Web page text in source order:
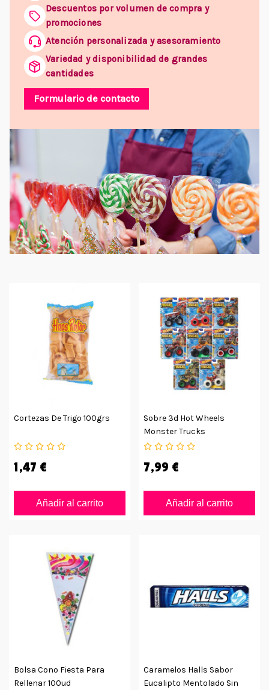
Descuentos por volumen de compra y
promociones
Atención personalizada y asesoramiento
Variedad y disponibilidad de grandes
cantidades
Formulario de contacto
Cortezas De Trigo 100grs
1,47 €
Añadir al carrito
Sobre 3d Hot Wheels
Monster Trucks
7,99 €
Añadir al carrito
Bolsa Cono Fiesta Para
Rellenar 100ud
Caramelos Halls Sabor
Eucalipto Mentolado Sin